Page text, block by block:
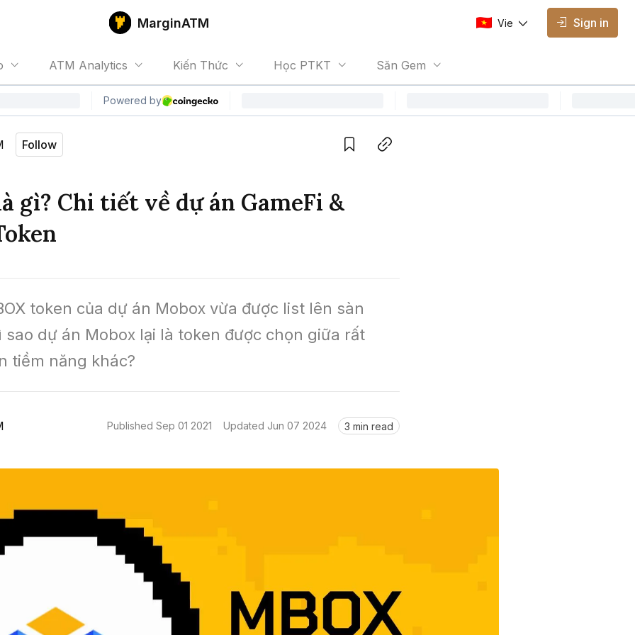
MarginATM
ATM Analytics Kiến Thức Học PTKT Săn Gem
Vie
Vietnamese
Sign in
Follow
gì? Chi tiết về dự án GameFi &
token của dự án Mobox vừa được list lên sàn
sao dự án Mobox lại là token được chọn giữa rất
tiềm năng khác?
Published Sep 01 2021 Updated Jun 07 2024 3 min read